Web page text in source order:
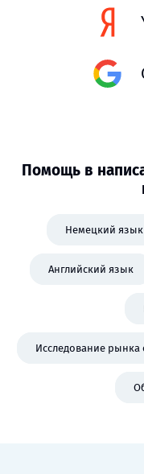
Помощь в
Немецкий язык
Английский язык
Исследование рынка